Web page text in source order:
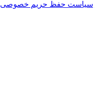
سیاست حفظ حریم خصوصی